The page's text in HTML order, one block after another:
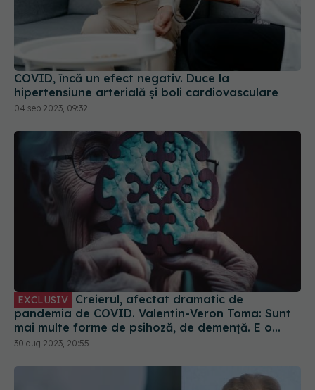
COVID, încă un efect negativ. Duce la
hipertensiune arterială și boli cardiovasculare
04 sep 2023, 09:32
EXCLUSIV
pandemia de COVID. Valentin-Veron Toma: Sunt
mai multe forme de psihoză, de demență. E o
accelerare a unor fenomene care păreau să fie
30 aug 2023, 20:55